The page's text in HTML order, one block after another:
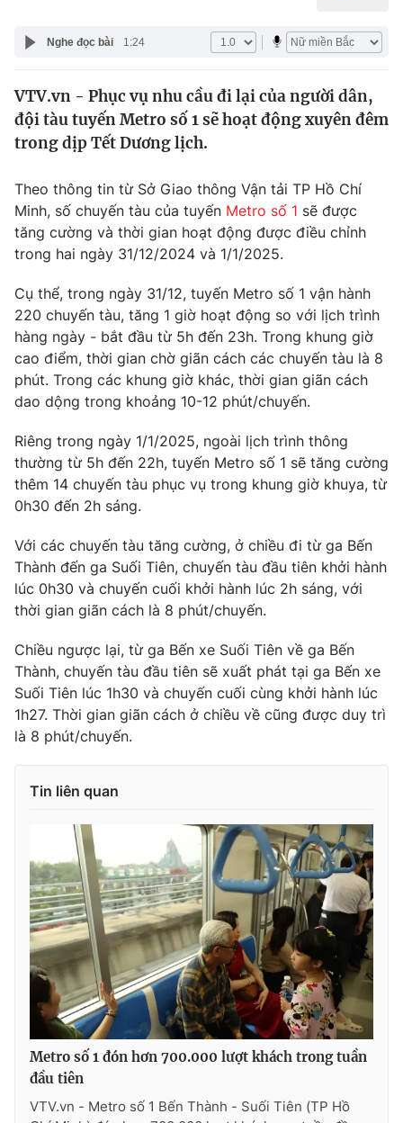
Thế giới
Thế giới đó đây
Câu chuyện quốc tế
Kinh tế
Tài chính
Thị trường
Góc doanh nghiệp
Dữ liệu và đời sống
Truyền hình
Phim VTV
Hậu trường
Nhân vật
Giải sao mai
Giải trí
Điện ảnh
Âm nhạc
Sao
Đời sống
Làm đẹp
Chất lượng cuộc sống
Giáo dục
Tuyển sinh
Học trực tuyến
Công nghệ
Sản phẩm
Thị trường
Giao lưu trực tuyến
Lịch phát sóng
Chuyên mục khác
Emagazine Podcast
Photo
Video
VTV Money VTV Thể thao
VTV Sức khoẻ Bất động sản
Thị trường 24h Tấm lòng Việt
VTV4 Vươn mình bằng AI
VTV9 VTV8
Liên hệ tòa soạn English
Giáo dục
Nghe đọc bài 1:24
VTV.vn - Phục vụ nhu cầu đi lại của người dân,
đội tàu tuyến Metro số 1 sẽ hoạt động xuyên đêm
trong dịp Tết Dương lịch.
Theo thông tin từ Sở Giao thông Vận tải TP Hồ Chí
Minh, số chuyến tàu của tuyến Metro số 1 sẽ được
tăng cường và thời gian hoạt động được điều chỉnh
trong hai ngày 31/12/2024 và 1/1/2025.
Cụ thể, trong ngày 31/12, tuyến Metro số 1 vận hành
220 chuyến tàu, tăng 1 giờ hoạt động so với lịch trình
hàng ngày - bắt đầu từ 5h đến 23h. Trong khung giờ
cao điểm, thời gian chờ giãn cách các chuyến tàu là 8
phút. Trong các khung giờ khác, thời gian giãn cách
dao dộng trong khoảng 10-12 phút/chuyến.
Riêng trong ngày 1/1/2025, ngoài lịch trình thông
thường từ 5h đến 22h, tuyến Metro số 1 sẽ tăng cường
thêm 14 chuyến tàu phục vụ trong khung giờ khuya, từ
0h30 đến 2h sáng.
Với các chuyến tàu tăng cường, ở chiều đi từ ga Bến
Thành đến ga Suối Tiên, chuyến tàu đầu tiên khởi hành
lúc 0h30 và chuyến cuối khởi hành lúc 2h sáng, với
thời gian giãn cách là 8 phút/chuyến.
Chiều ngược lại, từ ga Bến xe Suối Tiên về ga Bến
Thành, chuyến tàu đầu tiên sẽ xuất phát tại ga Bến xe
Suối Tiên lúc 1h30 và chuyến cuối cùng khởi hành lúc
1h27. Thời gian giãn cách ở chiều về cũng được duy trì
là 8 phút/chuyến.
Tin liên quan
Metro số 1 đón hơn 700.000 lượt khách trong tuần
đầu tiên
VTV.vn - Metro số 1 Bến Thành - Suối Tiên (TP Hồ